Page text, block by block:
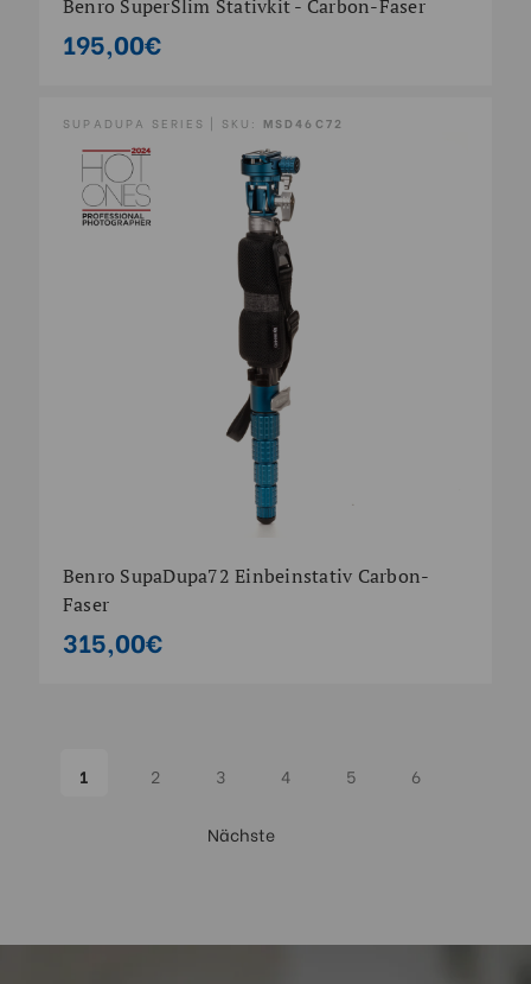
Benro SuperSlim Stativkit - Carbon-Faser
195,00€
SUPADUPA SERIES | SKU: MSD46C72
Benro SupaDupa72 Einbeinstativ Carbon-
Faser
315,00€
1 2 3 4 5 6
Nächste